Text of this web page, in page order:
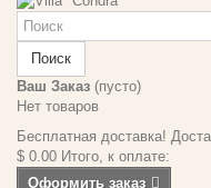
Поиск
Ваш Заказ (пусто)
Нет товаров
Бесплатная доставка!
$ 0.00 Итого, к оплате:
Оформить заказ